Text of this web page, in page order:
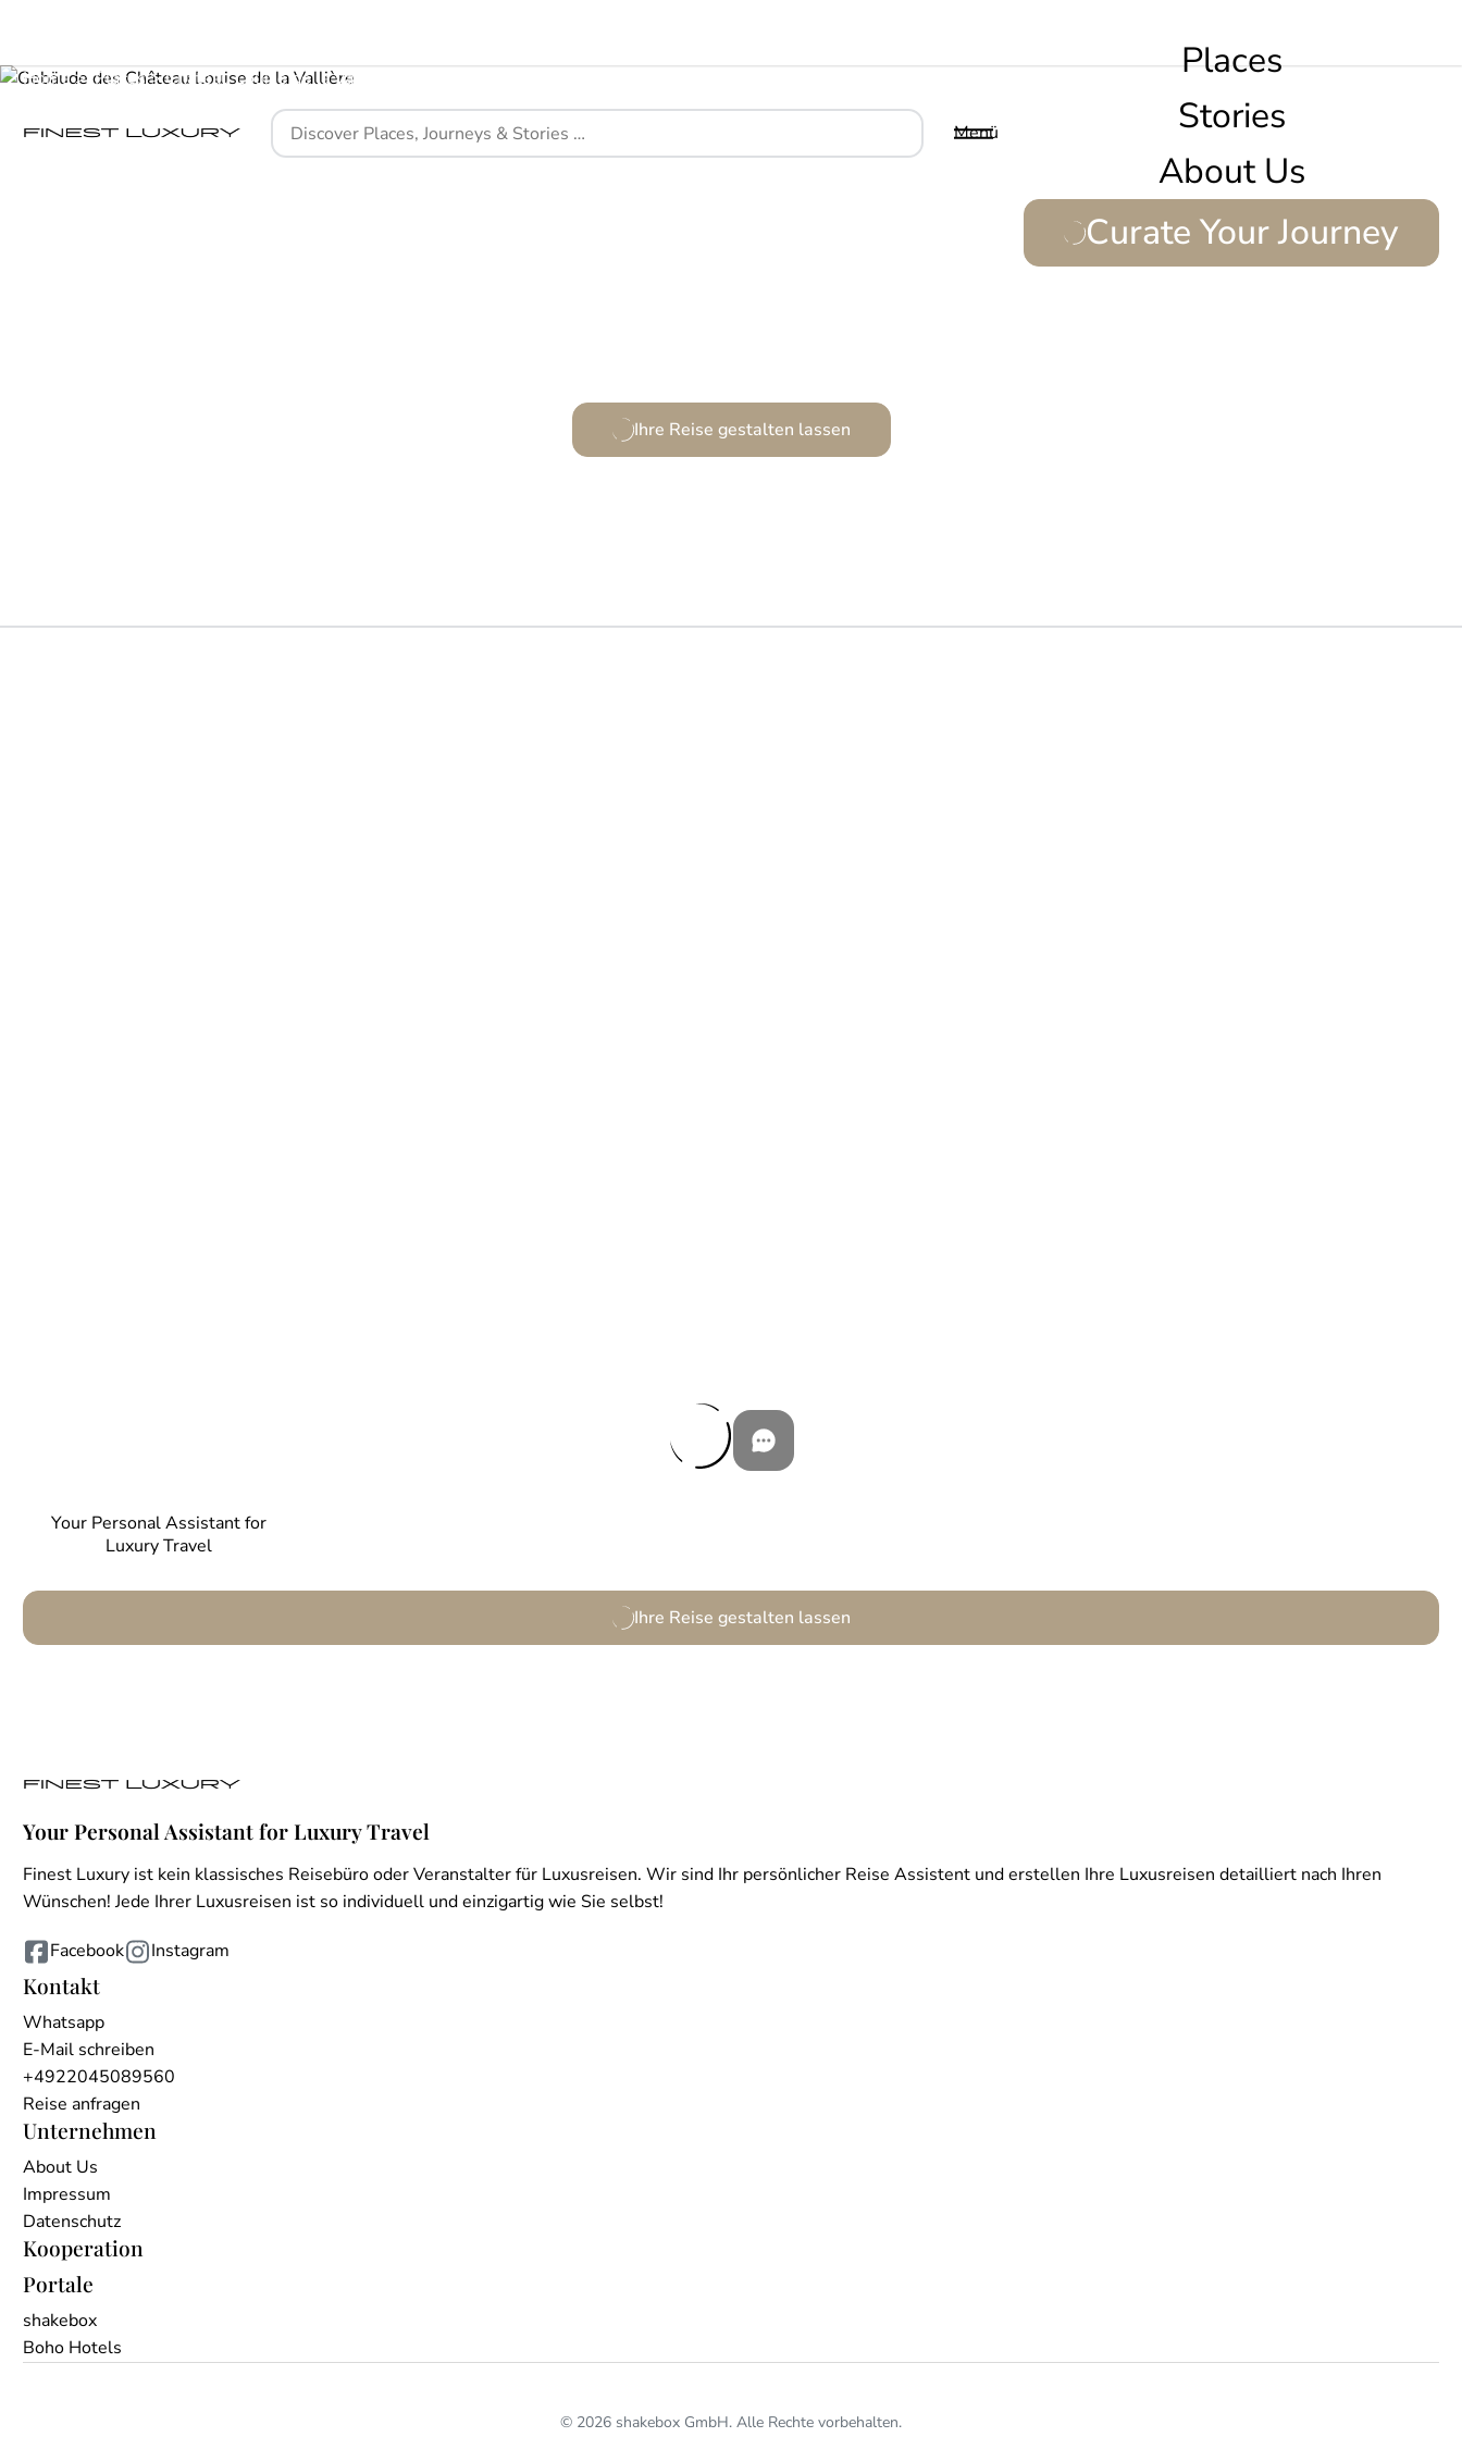
Menü
Places
Stories
About Us
Curate Your Journey
Home Places Château Louise de la Vallière
Ihre Reise gestalten lassen
Your Personal Assistant for
Luxury Travel
Ihre Reise gestalten lassen
Your Personal Assistant for Luxury Travel
Finest Luxury ist kein klassisches Reisebüro oder Veranstalter für Luxusreisen. Wir sind Ihr persönlicher Reise Assistent und erstellen Ihre Luxusreisen detailliert nach Ihren
Wünschen! Jede Ihrer Luxusreisen ist so individuell und einzigartig wie Sie selbst!
Facebook Instagram
Kontakt
Whatsapp
E-Mail schreiben
+4922045089560
Reise anfragen
Unternehmen
About Us
Impressum
Datenschutz
Kooperation
Portale
shakebox
Boho Hotels
© 2026 shakebox GmbH. Alle Rechte vorbehalten.